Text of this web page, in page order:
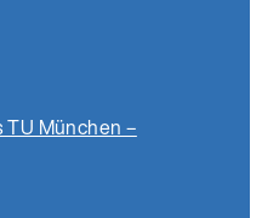
TU München –